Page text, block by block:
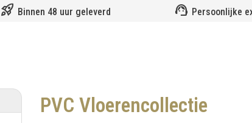
rocket_launch Binnen 48 uur geleverd support_agent Persoonlijke
PVC Vloerencollectie